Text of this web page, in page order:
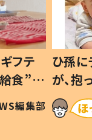
フテ
食”を
の親
編集部
ひ孫
が、
「涙が
い」